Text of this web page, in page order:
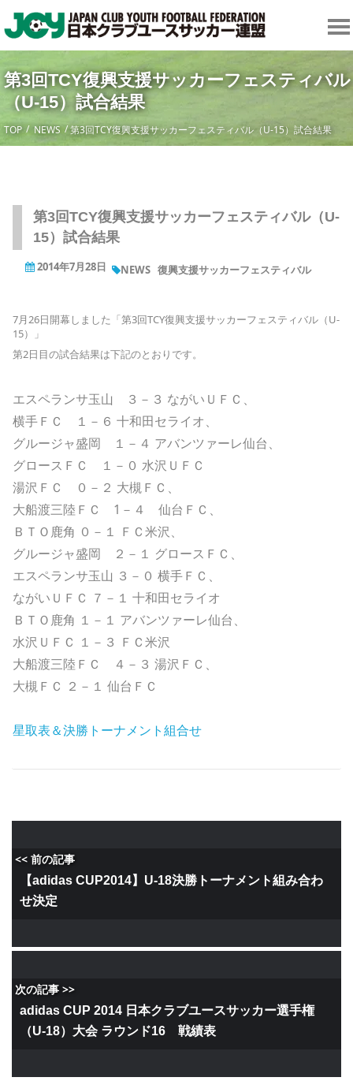
第3回TCY復興支援サッカーフェスティバル
（U-15）試合結果
TOP NEWS 第3回TCY復興支援サッカーフェスティバル（U-15）試合結果
第3回TCY復興支援サッカーフェスティバル（U-
15）試合結果
2014年7月28日 NEWS 復興支援サッカーフェスティバル
7月26日開幕しました「第3回TCY復興支援サッカーフェスティバル（U-
15）」
第2日目の試合結果は下記のとおりです。
エスペランサ玉山 ３－３ ながいＵＦＣ、
横手ＦＣ １－６ 十和田セライオ、
グルージャ盛岡 １－４ アバンツァーレ仙台、
グロースＦＣ １－０ 水沢ＵＦＣ
湯沢ＦＣ ０－２ 大槻ＦＣ、
大船渡三陸ＦＣ 1－４ 仙台ＦＣ、
ＢＴＯ鹿角 ０－１ ＦＣ米沢、
グルージャ盛岡 ２－１ グロースＦＣ、
エスペランサ玉山 ３－０ 横手ＦＣ、
ながいＵＦＣ ７－１ 十和田セライオ
ＢＴＯ鹿角 １－１ アバンツァーレ仙台、
水沢ＵＦＣ １－３ ＦＣ米沢
大船渡三陸ＦＣ ４－３ 湯沢ＦＣ、
大槻ＦＣ ２－１ 仙台ＦＣ
星取表＆決勝トーナメント組合せ
<< 前の記事
【adidas CUP2014】U-18決勝トーナメント組み合わ
せ決定
次の記事 >>
adidas CUP 2014 日本クラブユースサッカー選手権
（U-18）大会 ラウンド16 戦績表